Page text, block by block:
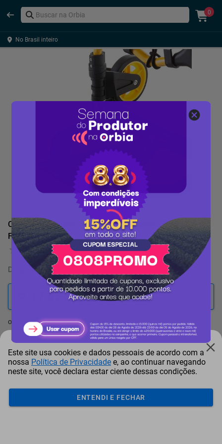
0
No Brasil inteiro
Carro Stanley para Transporte Compacto e Dobrável
FT580 70Kg
0 Avaliação
De 20.061 pontos
17.051 pontos
ou resgate porpontos + dinheiro
15.346 pontos + R$ 78,43
14.494 pontos + R$ 117,62
Este site usa cookies e dados pessoais de acordo com a
nossa Política de Privacidade e, ao continuar navegando
neste site, você declara estar ciente dessas condições.
ENTENDI E FECHAR